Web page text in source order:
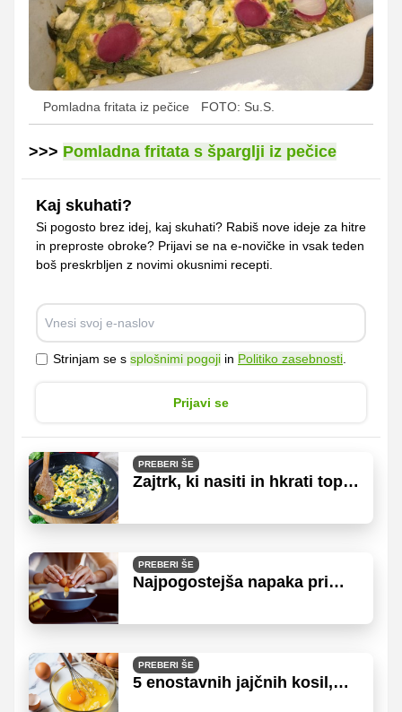
Pomladna fritata iz pečice FOTO: Su.S.
>>> Pomladna fritata s šparglji iz pečice
Kaj skuhati?
Si pogosto brez idej, kaj skuhati? Rabiš nove ideje za hitre
in preproste obroke? Prijavi se na e-novičke in vsak teden
boš preskrbljen z novimi okusnimi recepti.
Strinjam se s splošnimi pogoji in Politiko zasebnosti
Prijavi se
PREBERI ŠE
Zajtrk, ki nasiti in hkrati topi
PREBERI ŠE
Najpogostejša napaka pri
PREBERI ŠE
5 enostavnih jajčnih kosil,